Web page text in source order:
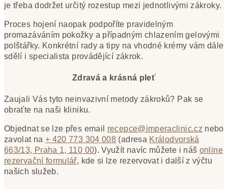
je třeba dodržet určitý rozestup mezi jednotlivými zákroky.
Proces hojení naopak podpoříte pravidelným
promazáváním pokožky a případným chlazením gelovými
polštářky. Konkrétní rady a tipy na vhodné krémy vám dále
sdělí i specialista provádějící zákrok.
Zdravá a krásná pleť
Zaujali Vás tyto neinvazivní metody zákroků? Pak se
obraťte na naši kliniku.
Objednat se lze přes email recepce@imperaclinic.cz nebo
zavolat na + 420 773 304 008 (adresa Králodvorská
663/13, Praha 1, 110 00). Využít navíc můžete i náš online
rezervační formulář, kde si lze rezervovat i další z výčtu
našich služeb.